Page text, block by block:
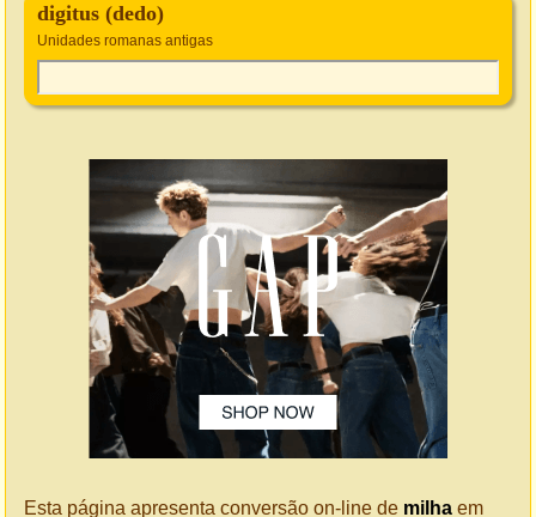
digitus (dedo)
Unidades romanas antigas
Esta página apresenta conversão on-line de milha em